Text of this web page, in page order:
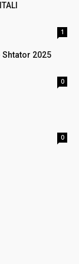
1
2025
0
0